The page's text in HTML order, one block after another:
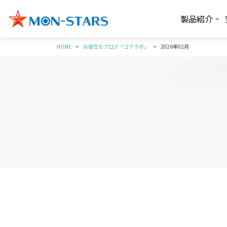
製品紹介
HOME お役立ちブログ「コアラボ」 2026年02月